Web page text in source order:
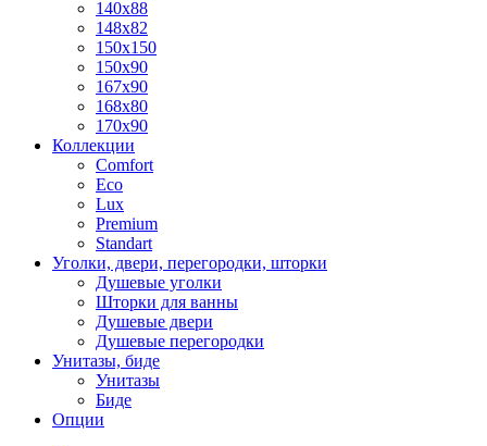
140x88
148x82
150x150
150x90
167x90
168x80
170x90
Коллекции
Comfort
Eco
Lux
Premium
Standart
Уголки, двери, перегородки, шторки
Душевые уголки
Шторки для ванны
Душевые двери
Душевые перегородки
Унитазы, биде
Унитазы
Биде
Опции